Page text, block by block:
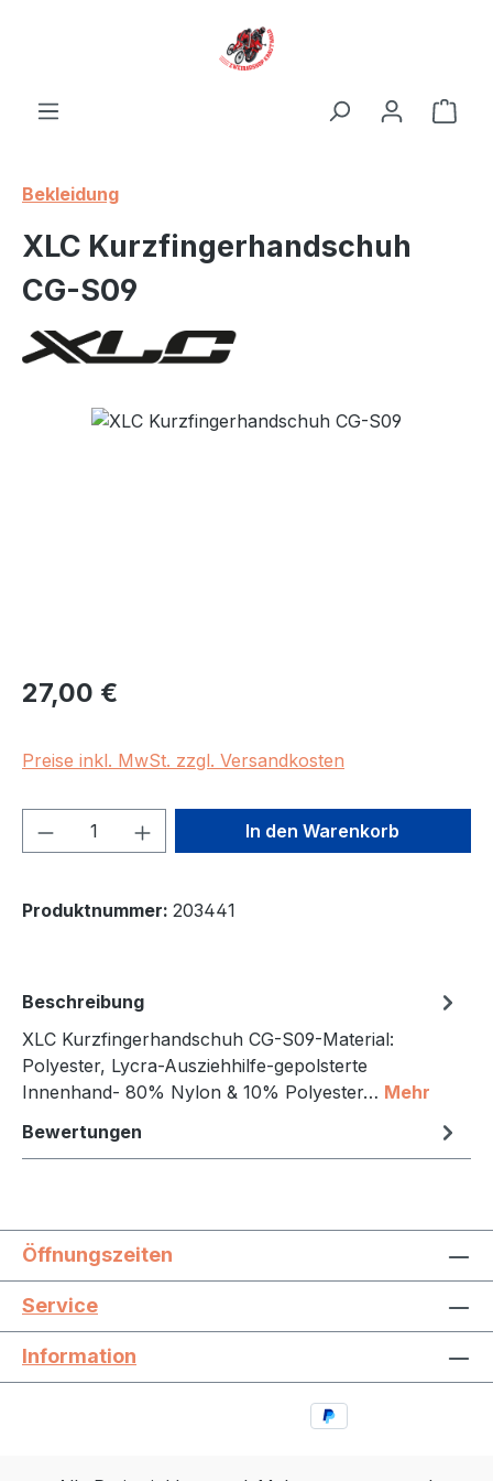
Bekleidung
XLC Kurzfingerhandschuh
CG-S09
Bildergalerie überspringen
Regulärer Preis:
27,00 €
Preise inkl. MwSt. zzgl. Versandkosten
Produkt Anzahl: Gib denIn den Warenkorb
Produktnummer: 203441
Beschreibung
XLC Kurzfingerhandschuh CG-S09-Material:
Polyester, Lycra-Ausziehhilfe-gepolsterte
Innenhand- 80% Nylon & 10% Polyester… Mehr
Bewertungen
Öffnungszeiten
Service
Information